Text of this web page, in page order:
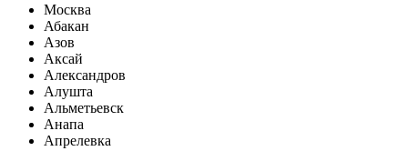
Москва
Абакан
Азов
Аксай
Александров
Алушта
Альметьевск
Анапа
Апрелевка